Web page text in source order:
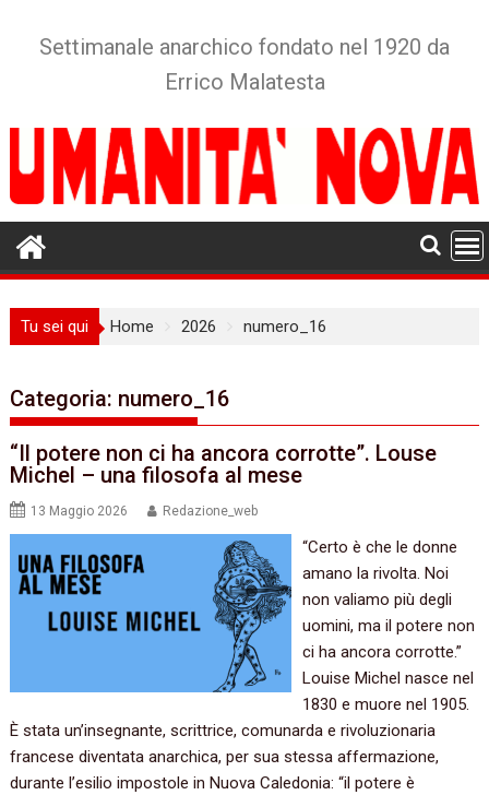
Settimanale anarchico fondato nel 1920 da
Errico Malatesta
Tu sei qui Home 2026 numero_16
Categoria: numero_16
“Il potere non ci ha ancora corrotte”. Louse
Michel – una filosofa al mese
13 Maggio 2026 Redazione_web
“Certo è che le donne
amano la rivolta. Noi
non valiamo più degli
uomini, ma il potere non
ci ha ancora corrotte.”
Louise Michel nasce nel
1830 e muore nel 1905.
È stata un’insegnante, scrittrice, comunarda e rivoluzionaria
francese diventata anarchica, per sua stessa affermazione,
durante l’esilio impostole in Nuova Caledonia: “il potere è